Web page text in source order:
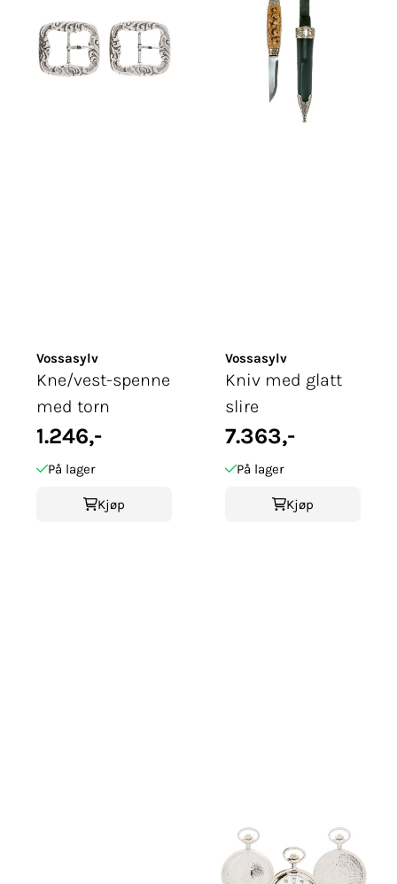
Vossasylv
Kne/vest-spenne
med torn
1.246,-
På lager
Kjøp
Vossasylv
Kniv med glatt
slire
7.363,-
På lager
Kjøp